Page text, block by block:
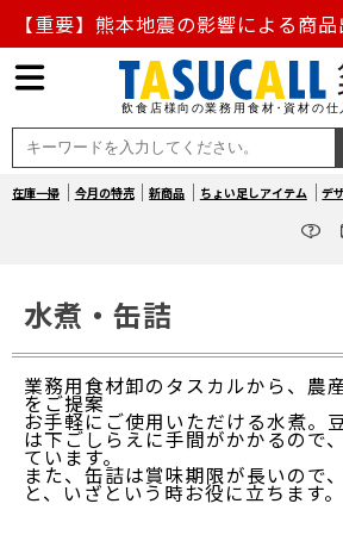
【重要】熊本地震の影響による商
熊本県熊本地方を震源とする地震の
届け遅延につい
お盆の営業につい
【重要】対象商品に関す
在庫一掃 今月の特売 新商品 ちょい足しアイテム デ
水煮・缶詰
業務用食材卸のタスカルから、農
をご提案
お手軽にご使用いただける水煮。
は下ごしらえに手間がかかるので
ています。
また、缶詰は賞味期限が長いので
と、いざという時お役に立ちます。